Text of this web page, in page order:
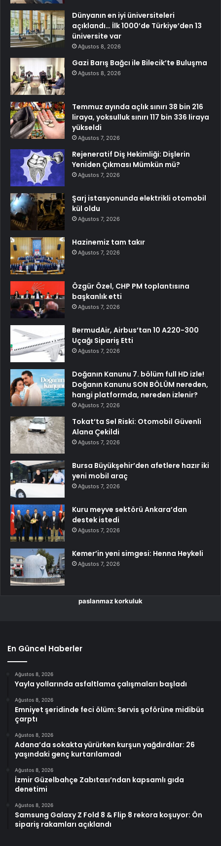
Dünyanın en iyi üniversiteleri
açıklandı… İlk 1000’de Türkiye’den 13
üniversite var
Ağustos 8, 2026
Gazi Barış Bağcı ile Bilecik’te Buluşma
Ağustos 8, 2026
Temmuz ayında açlık sınırı 38 bin 216
liraya, yoksulluk sınırı 117 bin 336 liraya
yükseldi
Ağustos 7, 2026
Rejeneratif Diş Hekimliği: Dişlerin
Yeniden Çıkması Mümkün mü?
Ağustos 7, 2026
Şarj istasyonunda elektrikli otomobil
kül oldu
Ağustos 7, 2026
Hazinemiz tam takır
Ağustos 7, 2026
Özgür Özel, CHP PM toplantısına
başkanlık etti
Ağustos 7, 2026
BermudAir, Airbus’tan 10 A220-300
Uçağı Sipariş Etti
Ağustos 7, 2026
Doğanın Kanunu 7. bölüm full HD izle!
Doğanın Kanunu SON BÖLÜM nereden,
hangi platformda, nereden izlenir?
Ağustos 7, 2026
Tokat’ta Sel Riski: Otomobil Güvenli
Alana Çekildi
Ağustos 7, 2026
Bursa Büyükşehir’den afetlere hazır iki
yeni mobil araç
Ağustos 7, 2026
Kuru meyve sektörü Ankara’dan
destek istedi
Ağustos 7, 2026
Kemer’in yeni simgesi: Henna Heykeli
Ağustos 7, 2026
paslanmaz korkuluk
En Güncel Haberler
Ağustos 8, 2026
Yayla yollarında asfaltlama çalışmaları başladı
Ağustos 8, 2026
Emniyet şeridinde feci ölüm: Servis şoförüne midibüs
çarptı
Ağustos 8, 2026
Adana’da sokakta yürürken kurşun yağdırdılar: 26
yaşındaki genç kurtarılamadı
Ağustos 8, 2026
İzmir Güzelbahçe Zabıtası’ndan kapsamlı gıda
denetimi
Ağustos 8, 2026
Samsung Galaxy Z Fold 8 & Flip 8 rekora koşuyor: Ön
sipariş rakamları açıklandı